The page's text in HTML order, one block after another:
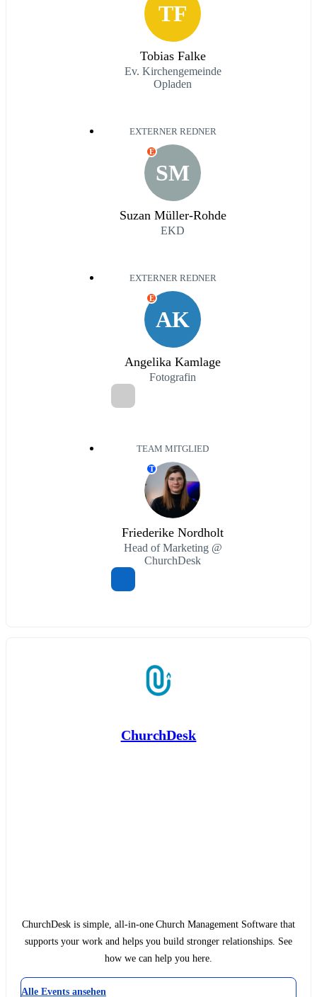
TF
Tobias Falke
Ev. Kirchengemeinde
Opladen
EXTERNER REDNER
SM
E
Suzan Müller-Rohde
EKD
EXTERNER REDNER
AK
E
Angelika Kamlage
Fotografin
TEAM MITGLIED
T
Friederike Nordholt
Head of Marketing @
ChurchDesk
ChurchDesk
ChurchDesk is simple, all-in-one Church Management Software that
supports your work and helps you build stronger relationships. See
how we can help you here.
Alle Events ansehen